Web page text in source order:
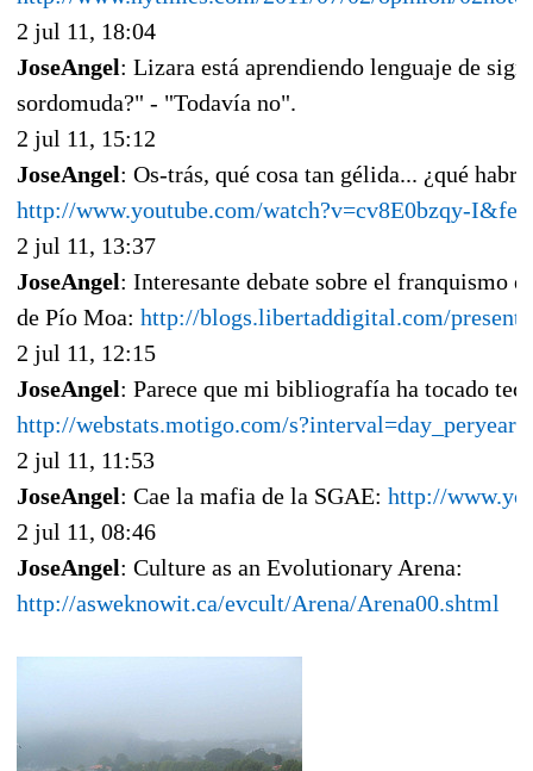
2 jul 11, 18:04
JoseAngel: Lizara está aprendiendo lenguaje de
sordomuda?" - "Todavía no".
2 jul 11, 15:12
JoseAngel: Os-trás, qué cosa tan gélida... ¿qué
http://www.youtube.com/watch?v=cv8E0bzqy-
2 jul 11, 13:37
JoseAngel: Interesante debate sobre el franquismo
de Pío Moa: http://blogs.libertaddigital.com/
2 jul 11, 12:15
JoseAngel: Parece que mi bibliografía ha tocado
http://webstats.motigo.com/
2 jul 11, 11:53
JoseAngel: Cae la mafia de la SGAE: http://
2 jul 11, 08:46
JoseAngel: Culture as an Evolutionary Arena:
http://asweknowit.ca/evcult/Arena/Arena00.shtml